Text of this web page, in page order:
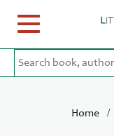
Toggle
navigation
Home /